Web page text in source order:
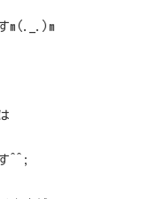
m(._.)m
^^;